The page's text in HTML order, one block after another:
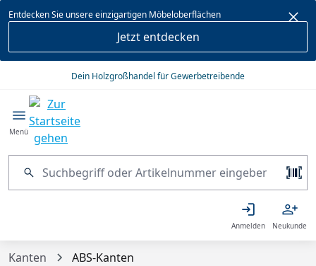
springen
Entdecken Sie unsere einzigartigen Möbeloberflächen
Jetzt entdecken
Dein Holzgroßhandel für Gewerbetreibende
Menü
Anmelden Neukunde
Kanten ABS-Kanten